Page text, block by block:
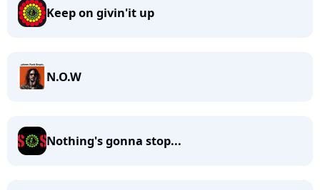
Keep on givin'it up
N.O.W
Nothing's gonna stop...